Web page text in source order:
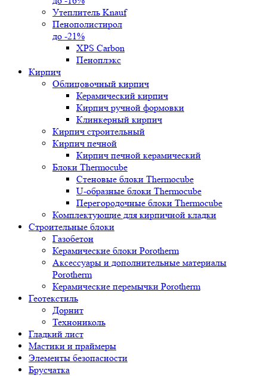
Утеплитель Knauf
Пенополистирол
до -21%
XPS Carbon
Пеноплэкс
Кирпич
Облицовочный кирпич
Керамический кирпич
Кирпич ручной формовки
Клинкерный кирпич
Кирпич строительный
Кирпич печной
Кирпич печной керамический
Блоки Thermocube
Стеновые блоки Thermocube
U-образные блоки Thermocube
Перегородочные блоки Thermocube
Комплектующие для кирпичной кладки
Строительные блоки
Газобетон
Керамические блоки Porotherm
Аксессуары и дополнительные материалы
Porotherm
Керамические перемычки Porotherm
Геотекстиль
Дорнит
Технониколь
Гладкий лист
Мастики и праймеры
Элементы безопасности
Брусчатка